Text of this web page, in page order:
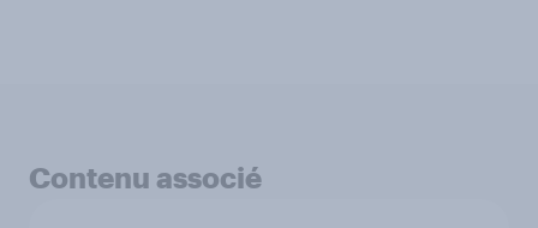
Contenu associé